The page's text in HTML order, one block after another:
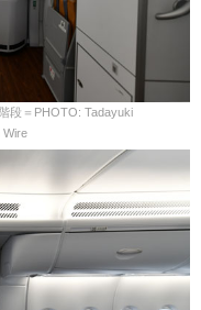
段＝PHOTO: Tadayuki
Wire